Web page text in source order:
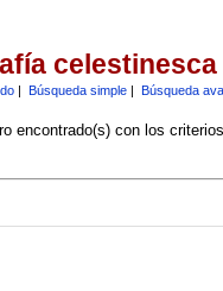
celestinesca
| Búsqueda simple| Búsqueda
encontrado(s) con los